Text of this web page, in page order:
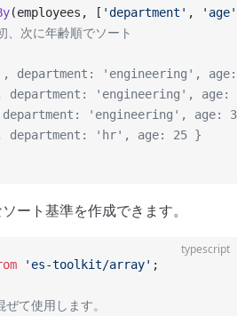
(employees, [ 'department' ,
'age'
次に年齢順でソート
'engineering',
'engineering', age:
'engineering', age:
'hr', age: 25 }
ート基準を作成できます。
typescript
'es-toolkit/array' ;
て使用します。